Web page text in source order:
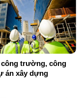
công trường, công
án xây dựng